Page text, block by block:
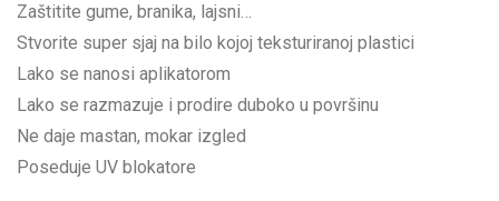
Zaštitite gume, branika, lajsni…
Stvorite super sjaj na bilo kojoj teksturiranoj plastici
Lako se nanosi aplikatorom
Lako se razmazuje i prodire duboko u površinu
Ne daje mastan, mokar izgled
Poseduje UV blokatore